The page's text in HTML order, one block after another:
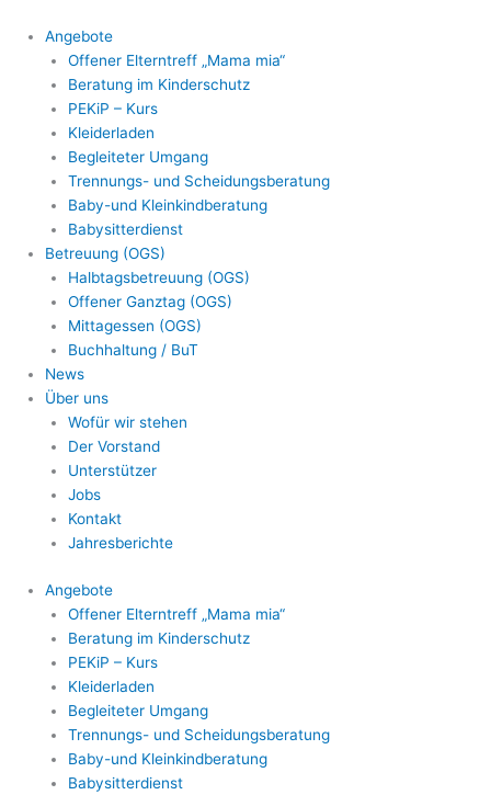
Inhalt
springen
Angebote
Offener Elterntreff „Mama mia“
Beratung im Kinderschutz
PEKiP – Kurs
Kleiderladen
Begleiteter Umgang
Trennungs- und Scheidungsberatung
Baby-und Kleinkindberatung
Babysitterdienst
Betreuung (OGS)
Halbtagsbetreuung (OGS)
Offener Ganztag (OGS)
Mittagessen (OGS)
Buchhaltung / BuT
News
Über uns
Wofür wir stehen
Der Vorstand
Unterstützer
Jobs
Kontakt
Jahresberichte
Angebote
Offener Elterntreff „Mama mia“
Beratung im Kinderschutz
PEKiP – Kurs
Kleiderladen
Begleiteter Umgang
Trennungs- und Scheidungsberatung
Baby-und Kleinkindberatung
Babysitterdienst